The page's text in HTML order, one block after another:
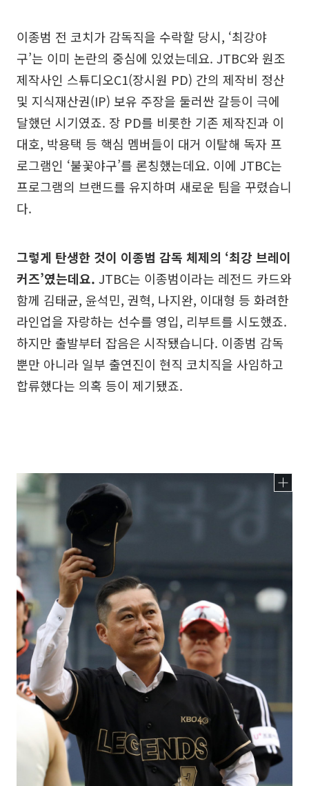
이종범 전 코치가 감독직을 수락할 당시, ‘최강야
구’는 이미 논란의 중심에 있었는데요. JTBC와 원조
제작사인 스튜디오C1(장시원 PD) 간의 제작비 정산
및 지식재산권(IP) 보유 주장을 둘러싼 갈등이 극에
달했던 시기였죠. 장 PD를 비롯한 기존 제작진과 이
대호, 박용택 등 핵심 멤버들이 대거 이탈해 독자 프
로그램인 ‘불꽃야구’를 론칭했는데요. 이에 JTBC는
프로그램의 브랜드를 유지하며 새로운 팀을 꾸렸습니
다.
그렇게 탄생한 것이 이종범 감독 체제의 ‘최강 브레이
커즈’였는데요. JTBC는 이종범이라는 레전드 카드와
함께 김태균, 윤석민, 권혁, 나지완, 이대형 등 화려한
라인업을 자랑하는 선수를 영입, 리부트를 시도했죠.
하지만 출발부터 잡음은 시작됐습니다. 이종범 감독
뿐만 아니라 일부 출연진이 현직 코치직을 사임하고
합류했다는 의혹 등이 제기됐죠.